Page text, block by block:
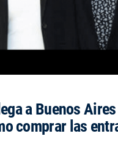
a Buenos
comprar las